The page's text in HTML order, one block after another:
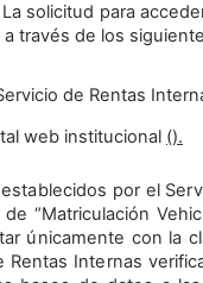
La solicitud para
través de los
de Rentas
web institucional ().
por el
“Matriculación
únicamente con la
Internas